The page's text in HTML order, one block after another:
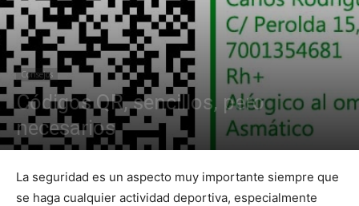
Consejos
Códigos QR, sencillos, pero
necesarios
La seguridad es un aspecto muy importante siempre que
se haga cualquier actividad deportiva, especialmente